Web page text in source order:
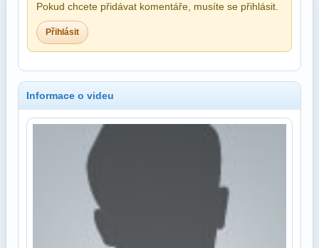
Pokud chcete přidávat komentáře, musíte se přihlásit.
Přihlásit
Informace o videu